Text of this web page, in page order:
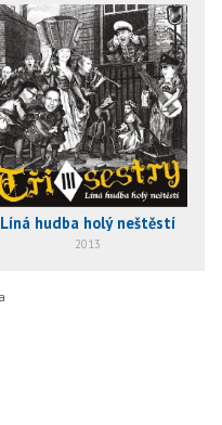
Líná hudba holý neštěstí
2013